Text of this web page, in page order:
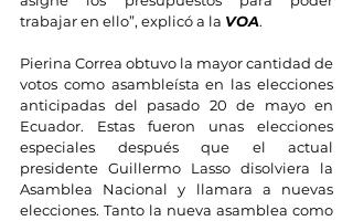
trabajar en ello”, explicó a la VOA.
Pierina Correa obtuvo la mayor cantidad de
votos como asambleísta en las elecciones
anticipadas del pasado 20 de mayo en
Ecuador. Estas fueron unas elecciones
especiales después que el actual
presidente Guillermo Lasso disolviera la
Asamblea Nacional y llamara a nuevas
elecciones. Tanto la nueva asamblea como